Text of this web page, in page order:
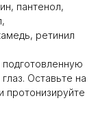
пантенол,
ретинил
подготовленную
Оставьте на
протонизируйте